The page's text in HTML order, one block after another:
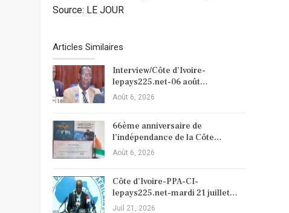
Source: LE JOUR
Articles Similaires
Interview/Côte d’Ivoire-
lepays225.net-06 août…
Août 6, 2026
66ème anniversaire de
l’indépendance de la Côte…
Août 6, 2026
Côte d’Ivoire-PPA-CI-
lepays225.net-mardi 21 juillet…
Juil 21, 2026